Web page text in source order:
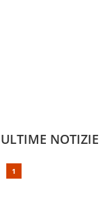
ULTIME NOTIZIE